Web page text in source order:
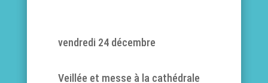
vendredi 24 décembre
Veillée et messe à la cathédrale